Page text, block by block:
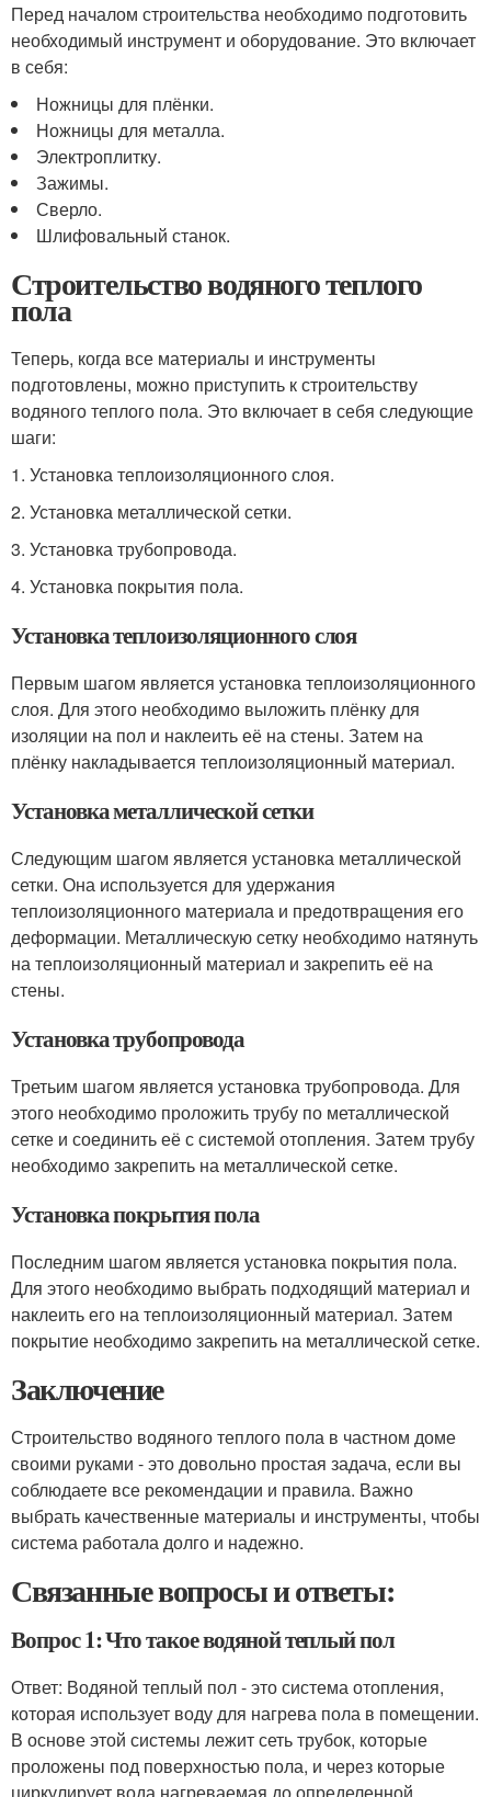
Перед началом строительства необходимо подготовить
необходимый инструмент и оборудование. Это включает
в себя:
Ножницы для плёнки.
Ножницы для металла.
Электроплитку.
Зажимы.
Сверло.
Шлифовальный станок.
Строительство водяного теплого
пола
Теперь, когда все материалы и инструменты
подготовлены, можно приступить к строительству
водяного теплого пола. Это включает в себя следующие
шаги:
1. Установка теплоизоляционного слоя.
2. Установка металлической сетки.
3. Установка трубопровода.
4. Установка покрытия пола.
Установка теплоизоляционного слоя
Первым шагом является установка теплоизоляционного
слоя. Для этого необходимо выложить плёнку для
изоляции на пол и наклеить её на стены. Затем на
плёнку накладывается теплоизоляционный материал.
Установка металлической сетки
Следующим шагом является установка металлической
сетки. Она используется для удержания
теплоизоляционного материала и предотвращения его
деформации. Металлическую сетку необходимо натянуть
на теплоизоляционный материал и закрепить её на
стены.
Установка трубопровода
Третьим шагом является установка трубопровода. Для
этого необходимо проложить трубу по металлической
сетке и соединить её с системой отопления. Затем трубу
необходимо закрепить на металлической сетке.
Установка покрытия пола
Последним шагом является установка покрытия пола.
Для этого необходимо выбрать подходящий материал и
наклеить его на теплоизоляционный материал. Затем
покрытие необходимо закрепить на металлической сетке.
Заключение
Строительство водяного теплого пола в частном доме
своими руками - это довольно простая задача, если вы
соблюдаете все рекомендации и правила. Важно
выбрать качественные материалы и инструменты, чтобы
система работала долго и надежно.
Связанные вопросы и ответы:
Вопрос 1: Что такое водяной теплый пол
Ответ: Водяной теплый пол - это система отопления,
которая использует воду для нагрева пола в помещении.
В основе этой системы лежит сеть трубок, которые
проложены под поверхностью пола, и через которые